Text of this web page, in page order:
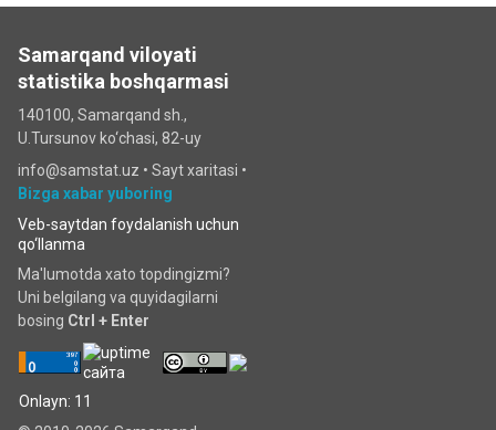
Samarqand viloyati
statistika boshqarmasi
140100, Samarqand sh.,
U.Tursunov ko‘chаsi, 82-uy
info@samstat.uz • Sayt xaritasi •
Bizga xabar yuboring
Veb-saytdan foydalanish uchun
qo‘llanma
Ma'lumotda xato topdingizmi?
Uni belgilang va quyidagilarni
bosing Ctrl + Enter
Onlayn: 11